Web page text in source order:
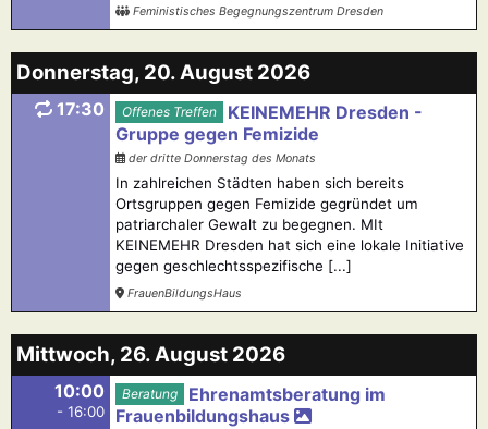
Feministisches Begegnungszentrum Dresden
Donnerstag, 20. August 2026
17:30 Offenes Treffen
KEINEMEHR Dresden -
Gruppe gegen Femizide
der dritte Donnerstag des Monats
In zahlreichen Städten haben sich bereits
Ortsgruppen gegen Femizide gegründet um
patriarchaler Gewalt zu begegnen. MIt
KEINEMEHR Dresden hat sich eine lokale Initiative
gegen geschlechtsspezifische [...]
FrauenBildungsHaus
Mittwoch, 26. August 2026
10:00
- 16:00
Beratung
Ehrenamtsberatung im
Frauenbildungshaus